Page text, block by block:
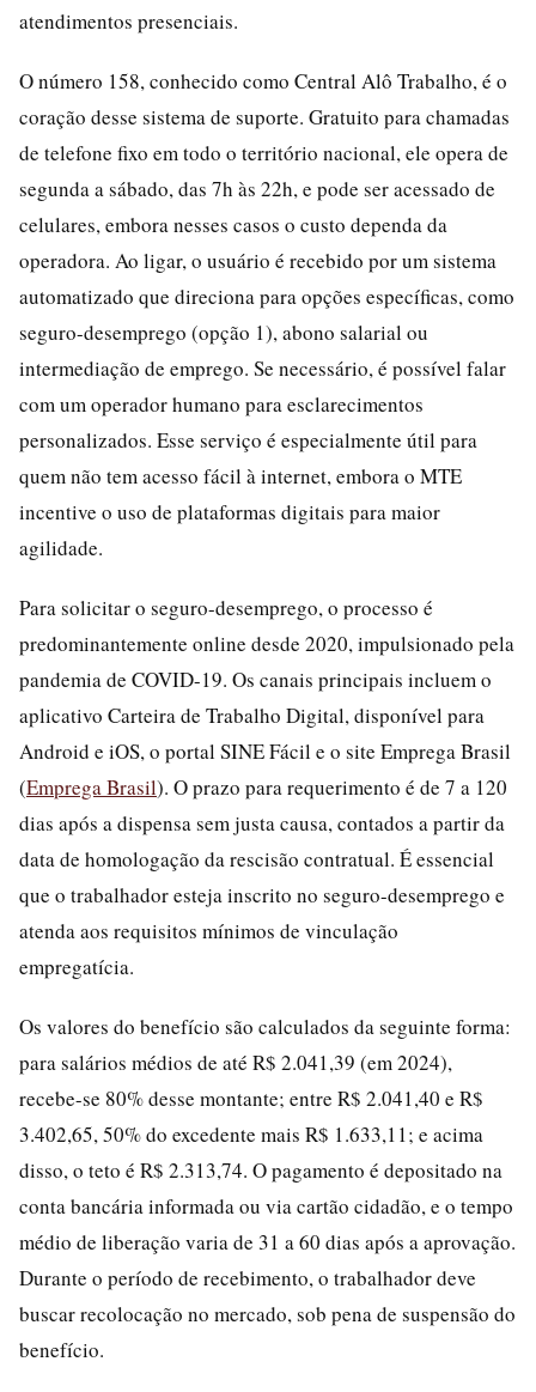
atendimentos presenciais.
O número 158, conhecido como Central Alô Trabalho, é o
coração desse sistema de suporte. Gratuito para chamadas
de telefone fixo em todo o território nacional, ele opera de
segunda a sábado, das 7h às 22h, e pode ser acessado de
celulares, embora nesses casos o custo dependa da
operadora. Ao ligar, o usuário é recebido por um sistema
automatizado que direciona para opções específicas, como
seguro-desemprego (opção 1), abono salarial ou
intermediação de emprego. Se necessário, é possível falar
com um operador humano para esclarecimentos
personalizados. Esse serviço é especialmente útil para
quem não tem acesso fácil à internet, embora o MTE
incentive o uso de plataformas digitais para maior
agilidade.
Para solicitar o seguro-desemprego, o processo é
predominantemente online desde 2020, impulsionado pela
pandemia de COVID-19. Os canais principais incluem o
aplicativo Carteira de Trabalho Digital, disponível para
Android e iOS, o portal SINE Fácil e o site Emprega Brasil
(Emprega Brasil). O prazo para requerimento é de 7 a 120
dias após a dispensa sem justa causa, contados a partir da
data de homologação da rescisão contratual. É essencial
que o trabalhador esteja inscrito no seguro-desemprego e
atenda aos requisitos mínimos de vinculação
empregatícia.
Os valores do benefício são calculados da seguinte forma:
para salários médios de até R$ 2.041,39 (em 2024),
recebe-se 80% desse montante; entre R$ 2.041,40 e R$
3.402,65, 50% do excedente mais R$ 1.633,11; e acima
disso, o teto é R$ 2.313,74. O pagamento é depositado na
conta bancária informada ou via cartão cidadão, e o tempo
médio de liberação varia de 31 a 60 dias após a aprovação.
Durante o período de recebimento, o trabalhador deve
buscar recolocação no mercado, sob pena de suspensão do
benefício.